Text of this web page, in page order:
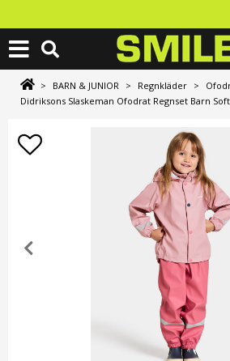
> BARN & JUNIOR > Regnkläder >
Didriksons Slaskeman Ofodrat Regnset Barn